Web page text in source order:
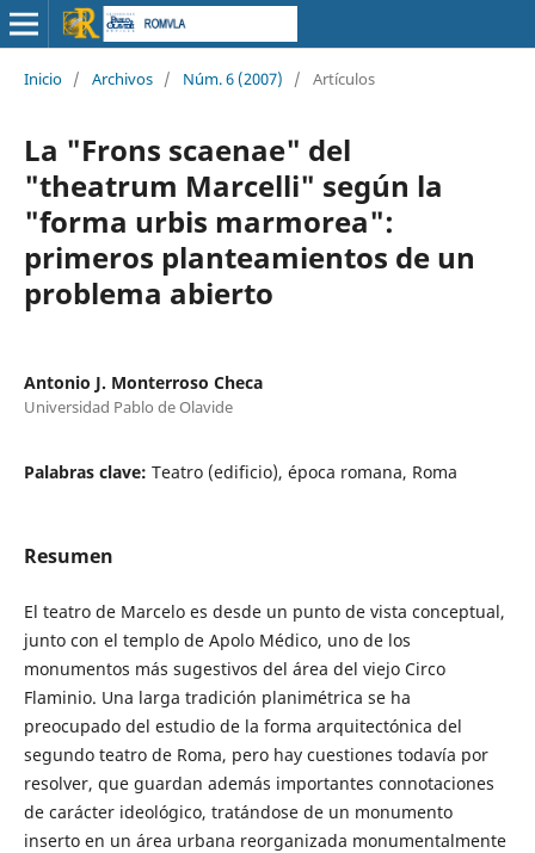
Inicio / Archivos / Núm. 6 (2007) / Artículos
La "Frons scaenae" del
"theatrum Marcelli" según la
"forma urbis marmorea":
primeros planteamientos de un
problema abierto
Antonio J. Monterroso Checa
Universidad Pablo de Olavide
Palabras clave: Teatro (edificio), época romana, Roma
Resumen
El teatro de Marcelo es desde un punto de vista conceptual,
junto con el templo de Apolo Médico, uno de los
monumentos más sugestivos del área del viejo Circo
Flaminio. Una larga tradición planimétrica se ha
preocupado del estudio de la forma arquitectónica del
segundo teatro de Roma, pero hay cuestiones todavía por
resolver, que guardan además importantes connotaciones
de carácter ideológico, tratándose de un monumento
inserto en un área urbana reorganizada monumentalmente